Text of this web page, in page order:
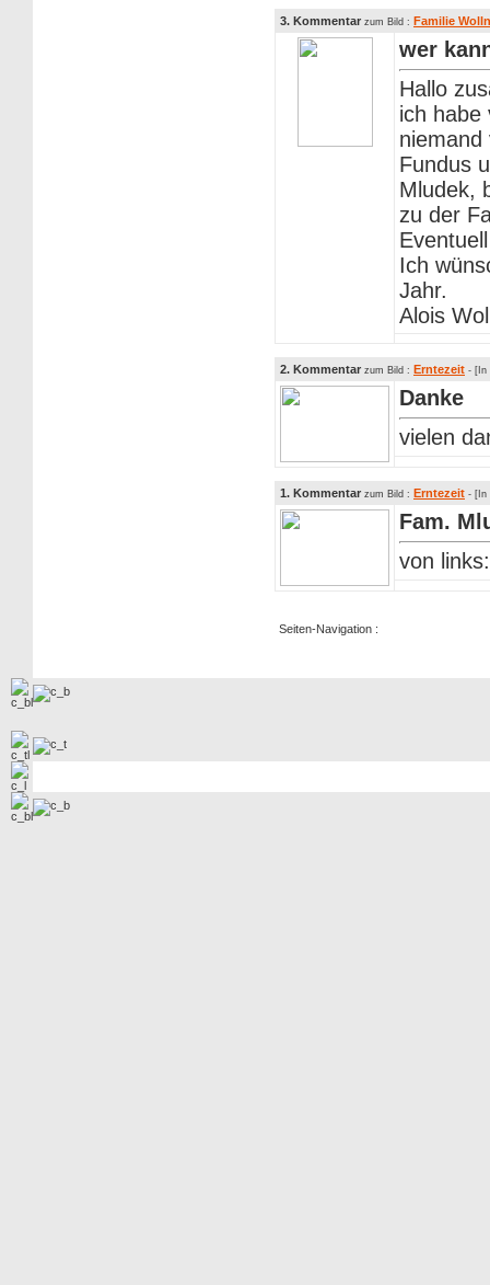
3. Kommentar zum Bild : Familie
wer
Hallo
ich habe
niemand
Fundus
Mludek,
zu der
Ich
Jahr.
Alois
2. Kommentar zum Bild : Erntezeit - [In
Danke
vielen
1. Kommentar zum Bild : Erntezeit - [In
Fam.
von
Seiten-Navigation :